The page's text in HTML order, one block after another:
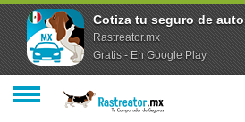
Cotiza tu seguro de auto
Rastreator.mx
Gratis - En Google Play